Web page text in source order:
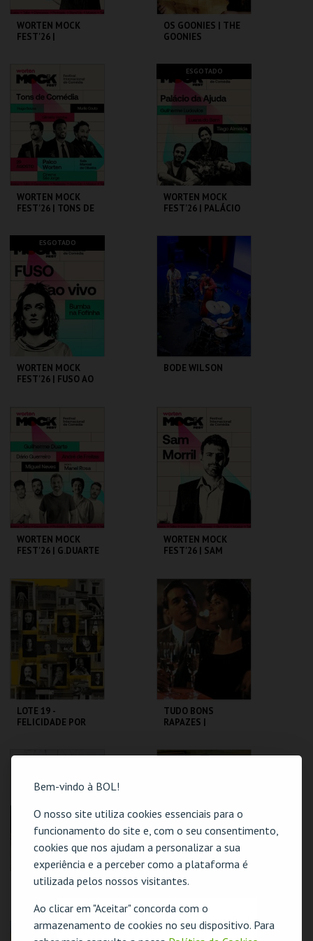
Bem-vindo à BOL!
O nosso site utiliza cookies essenciais para o
funcionamento do site e, com o seu consentimento,
cookies que nos ajudam a personalizar a sua
experiência e a perceber como a plataforma é
utilizada pelos nossos visitantes.
Ao clicar em "Aceitar" concorda com o
armazenamento de cookies no seu dispositivo. Para
WORTEN MOCK
FEST'26 |
CINEMA SÃO JORGE .
MAIS INFO
COMPRAR
OS GOONIES | THE
GOONIES
CAPITÓLIO.
MAIS INFO
COMPRAR
WORTEN MOCK
FEST'26 | TONS DE
CINEMA SÃO JORGE .
MAIS INFO
COMPRAR
ESGOTADO
WORTEN MOCK
FEST'26 | PALÁCIO
CINEMA SÃO JORGE .
MAIS INFO
ESGOTADO
WORTEN MOCK
FEST'26 | FUSO AO
CINEMA SÃO JORGE .
MAIS INFO
BODE WILSON
CAPITÓLIO.
MAIS INFO
COMPRAR
WORTEN MOCK
FEST'26 | G.DUARTE
M.ROSA
CINEMA SÃO JORGE .
MAIS INFO
COMPRAR
WORTEN MOCK
FEST'26 | SAM
CINEMA SÃO JORGE .
MAIS INFO
COMPRAR
LOTE 19 -
FELICIDADE POR
TEATRO
COMPRAR
TUDO BONS
RAPAZES |
SCORSESE
CAPITÓLIO.
COMPRAR
SEVEN - 7 PECADOS
CAPITÓLIO.
JERRY MAGUIRE: A
JERRY MAGUIRE
CAPITÓLIO.
O evento escolhido não está disponível